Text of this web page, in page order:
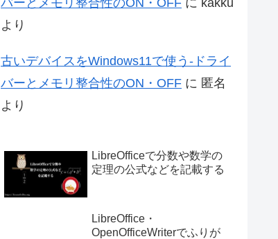
より
古いデバイスをWindows11で使う-ドライ
バーとメモリ整合性のON・OFF に 匿名
より
LibreOfficeで分数や数学の
定理の公式などを記載する
LibreOffice・
OpenOfficeWriterでふりが